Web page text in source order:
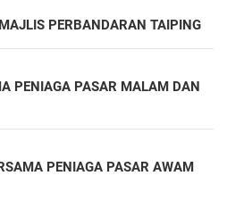
PERBANDARAN TAIPING
PENIAGA PASAR MALAM DAN
PENIAGA PASAR AWAM